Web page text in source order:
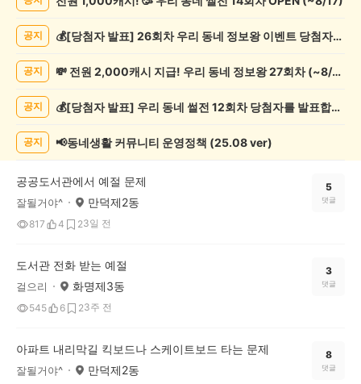
록
공지 💰[당첨자 발표] 26회차 우리 동네 정보왕 이벤트 당첨자를 발표합니다!
공지 💸 전원 2,000캐시 지급! 우리 동네 정보왕 27회차 (~8/10)
공지 💰[당첨자 발표] 우리 동네 썰전 12회차 당첨자를 발표합니다!
공지 📢동네생활 커뮤니티 운영정책 (25.08 ver)
공공도서관에서 예절 문제
잘될거야^ 만덕제2동
817 4 23일 전
5
댓글
도서관 전화 받는 예절
걸으리 화명제3동
545 6 23주 전
3
댓글
아파트 내리막길 킥보드나 스케이트보드 타는 문제
잘될거야^ 만덕제2동
8
댓글